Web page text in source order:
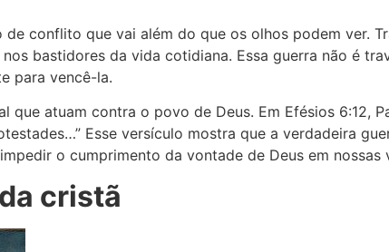
conflito que vai além do que os olhos podem ver.
bastidores da vida cotidiana. Essa guerra não é
para vencê-la.
atuam contra o povo de Deus. Em Efésios 6:12,
Esse versículo mostra que a verdadeira
o cumprimento da vontade de Deus em nossas
cristã